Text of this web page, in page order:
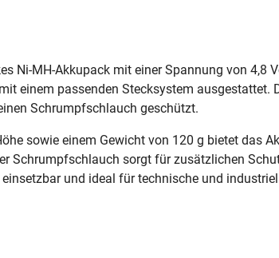
Ni-MH-Akkupack mit einer Spannung von 4,8
einem passenden Stecksystem ausgestattet.
Schrumpfschlauch geschützt.
sowie einem Gewicht von 120 g bietet das
Schrumpfschlauch sorgt für zusätzlichen
und ideal für technische und